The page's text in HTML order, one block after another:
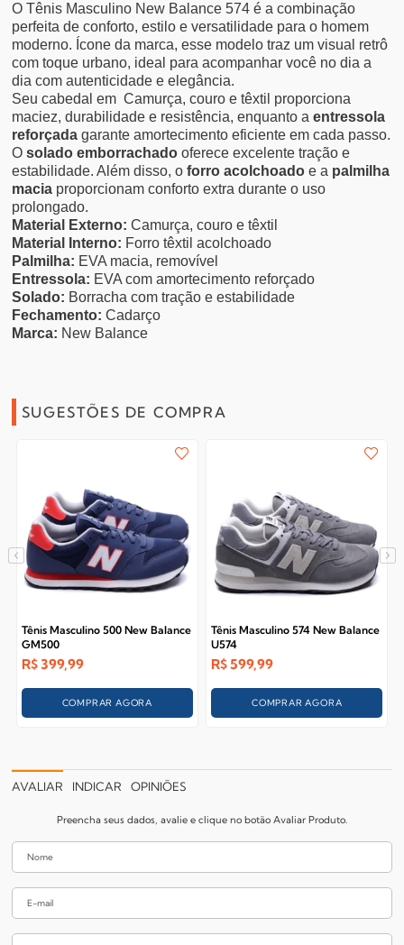
O Tênis Masculino New Balance 574 é a combinação
perfeita de conforto, estilo e versatilidade para o homem
moderno. Ícone da marca, esse modelo traz um visual retrô
com toque urbano, ideal para acompanhar você no dia a
dia com autenticidade e elegância.
Seu cabedal em Camurça, couro e têxtil proporciona
maciez, durabilidade e resistência, enquanto aentressola
reforçada garante amortecimento eficiente em cada passo.
Osolado emborrachado oferece excelente tração e
estabilidade. Além disso, oforro acolchoado e a palmilha
macia proporcionam conforto extra durante o uso
prolongado.
Material Externo: Camurça, couro e têxtil
Material Interno: Forro têxtil acolchoado
Palmilha: EVA macia, removível
Entressola: EVA com amortecimento reforçado
Solado: Borracha com tração e estabilidade
Fechamento: Cadarço
Marca: New Balance
SUGESTÕES DE COMPRA
Tênis Masculino 500 New Balance
GM500
R$ 399,99
COMPRAR AGORA
Tênis Masculino 574 New Balance
U574
R$599,99
COMPRAR AGORA
AVALIAR INDICAR OPINIÕES
Preencha seus dados, avalie e clique no botão Avaliar Produto.